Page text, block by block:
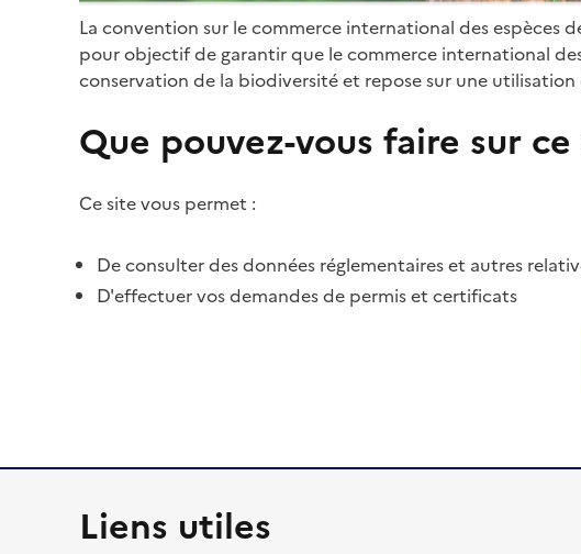
La convention sur le commerce international des espèces
pour objectif de garantir que le commerce international
conservation de la biodiversité et repose sur une utilisation
Que pouvez-vous faire sur
Ce site vous permet :
De consulter des données réglementaires et autres
D'effectuer vos demandes de permis et certificats
Liens utiles